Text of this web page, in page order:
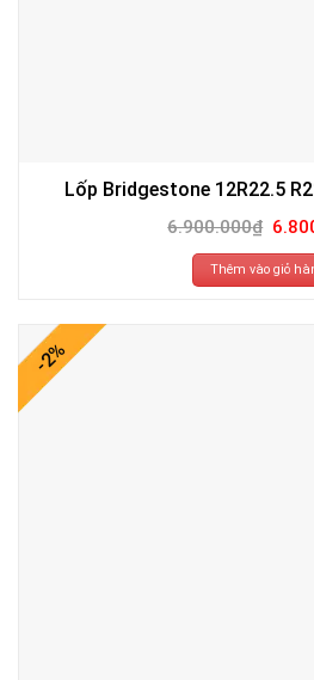
Lốp Bridgestone 12R22.5
6.900.000₫ Giá
gốc
là:
Thêm vào giỏ
-2%